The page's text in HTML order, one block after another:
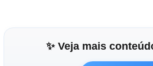
✨ Veja mais